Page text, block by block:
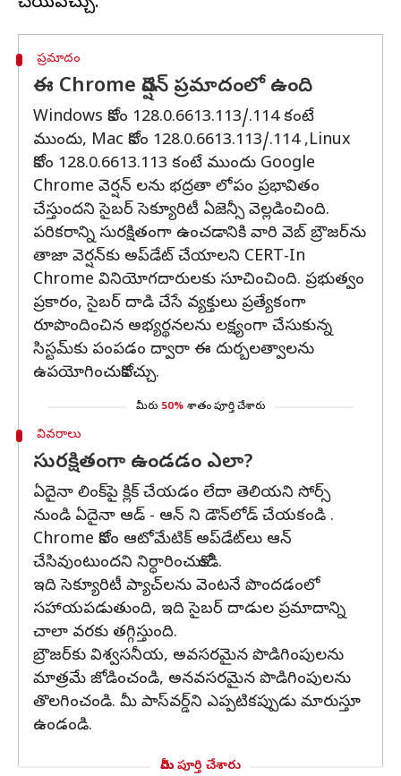
ప్రమాదం
ఈ Chrome వెర్షన్ ప్రమాదంలో ఉంది
Windows కోసం 128.0.6613.113/.114 కంటే
ముందు, Mac కోసం 128.0.6613.113/.114 ,Linux
కోసం 128.0.6613.113 కంటే ముందు Google
Chrome వెర్షన్ లను భద్రతా లోపం ప్రభావితం
చేస్తుందని సైబర్‌ సెక్యూరిటీ ఏజెన్సీ వెల్లడించింది.
పరికరాన్ని సురక్షితంగా ఉంచడానికి వారి వెబ్ బ్రౌజర్‌ను
తాజా వెర్షన్‌కు అప్‌డేట్ చేయాలని CERT-In
Chrome వినియోగదారులకు సూచించింది. ప్రభుత్వం
ప్రకారం, సైబర్ దాడి చేసే వ్యక్తులు ప్రత్యేకంగా
రూపొందించిన అభ్యర్థనలను లక్ష్యంగా చేసుకున్న
సిస్టమ్‌కు పంపడం ద్వారా ఈ దుర్బలత్వాలను
ఉపయోగించుకోవచ్చు.
మీరు 50% శాతం పూర్తి చేశారు
వివరాలు
సురక్షితంగా ఉండడం ఎలా?
ఏదైనా లింక్‌పై క్లిక్ చేయడం లేదా తెలియని సోర్స్
నుండి ఏదైనా ఆడ్ - ఆన్ ని డౌన్‌లోడ్ చేయకండి .
Chrome కోసం ఆటోమేటిక్ అప్‌డేట్‌లు ఆన్
చేసివుంటుందని నిర్ధారించుకోండి.
ఇది సెక్యూరిటీ ప్యాచ్‌లను వెంటనే పొందడంలో
సహాయపడుతుంది, ఇది సైబర్ దాడుల ప్రమాదాన్ని
చాలా వరకు తగ్గిస్తుంది.
బ్రౌజర్‌కు విశ్వసనీయ, అవసరమైన పొడిగింపులను
మాత్రమే జోడించండి, అనవసరమైన పొడిగింపులను
తొలగించండి. మీ పాస్‌వర్డ్‌ని ఎప్పటికప్పుడు మారుస్తూ
ఉండండి.
మీరు పూర్తి చేశారు